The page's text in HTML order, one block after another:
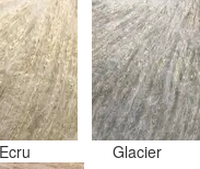
Ecru Glacier